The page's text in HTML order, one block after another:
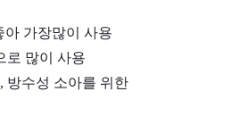
아 가장많이 사용
로 많이 사용
방수성 소아를 위한